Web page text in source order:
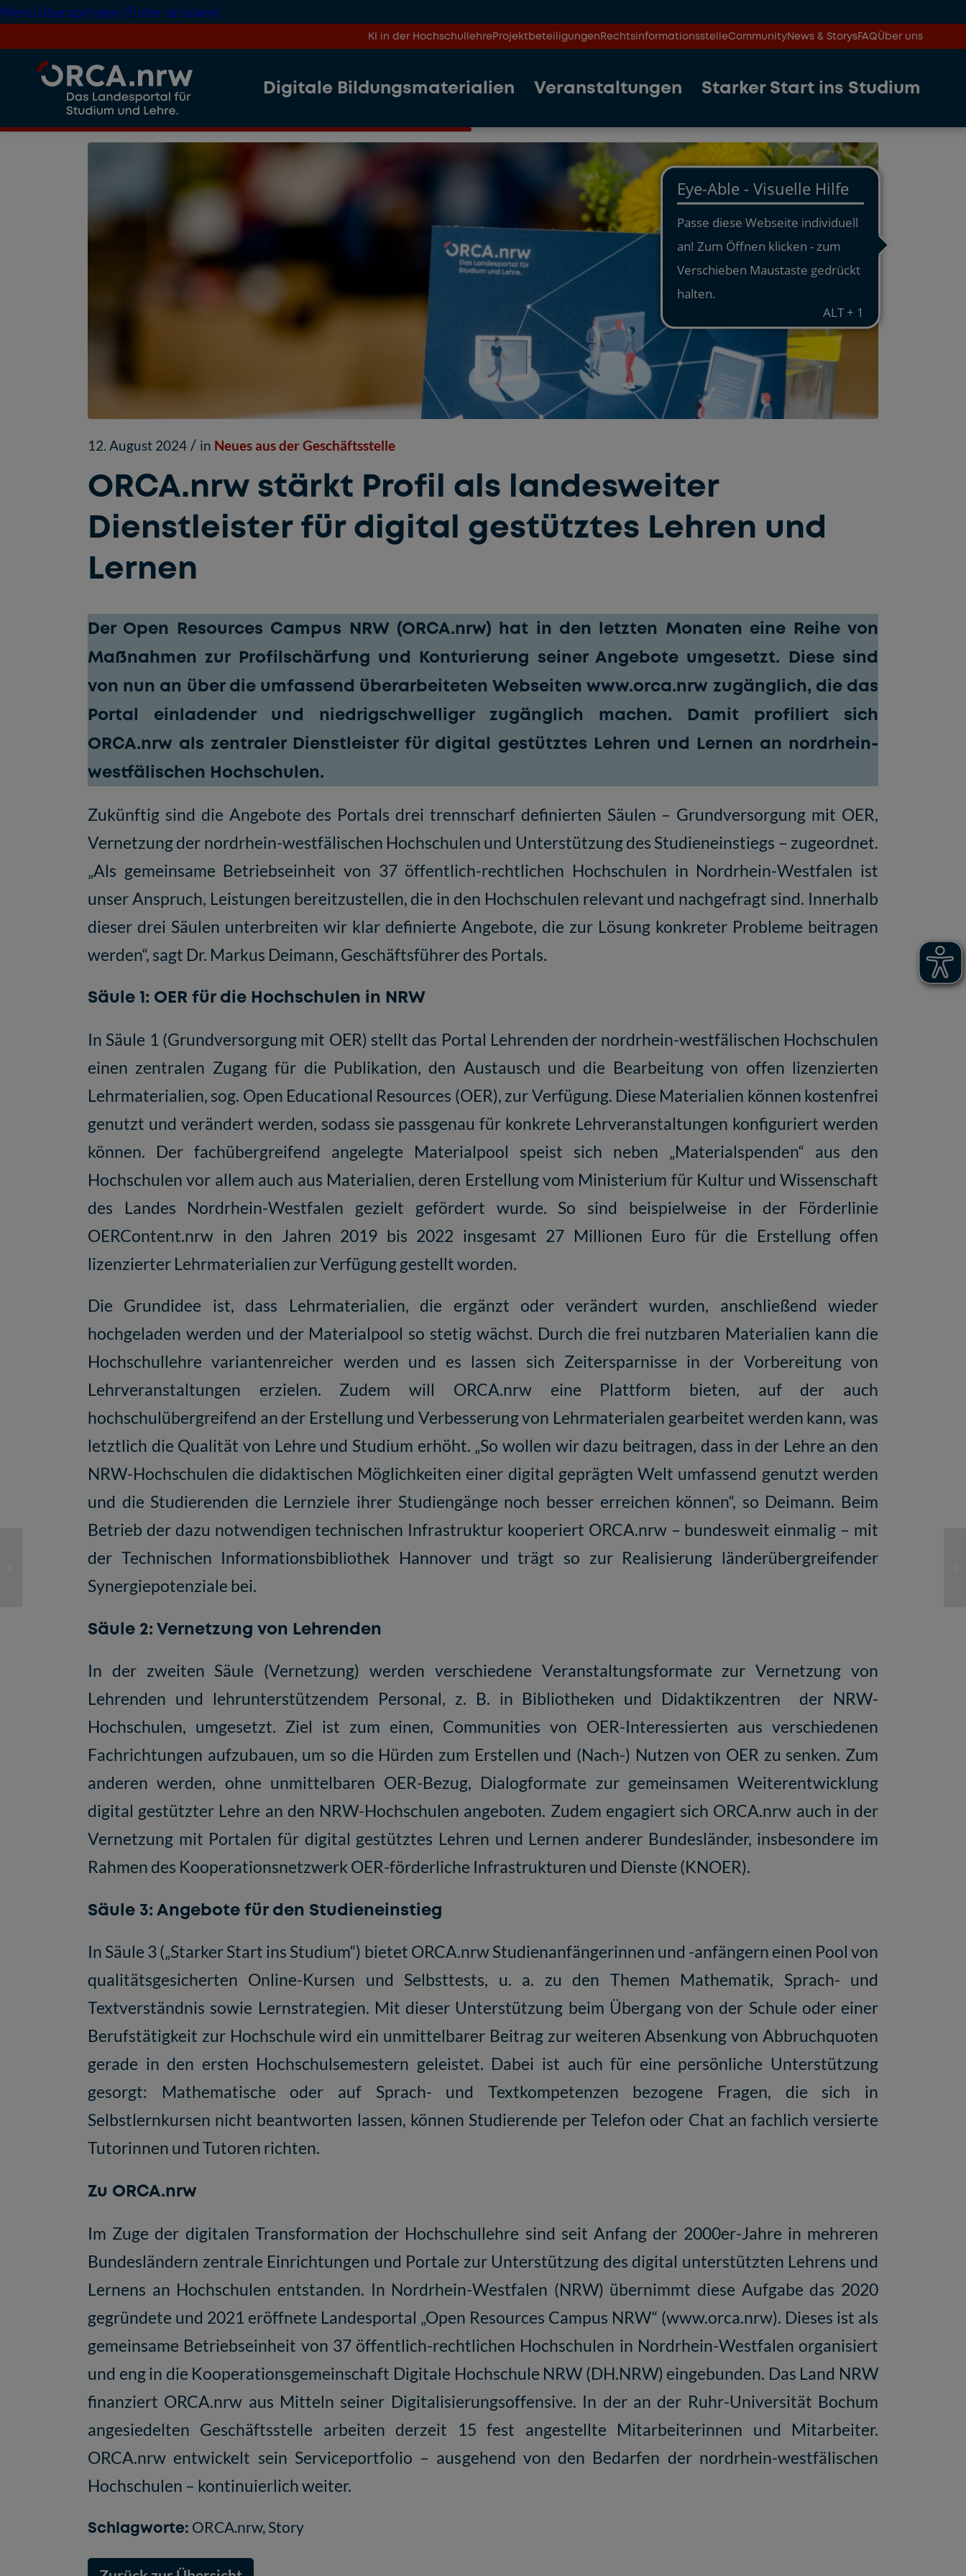
Menü überspringen (Enter drücken)
KI in der HochschullehreProjektbeteiligungenRechtsinformationsstelleCommunityNews & StorysFAQÜber uns
Digitale Bildungsmaterialien Veranstaltungen Starker Start ins Studium
ORCA.nrw stärkt Profil als landesweiter
Dienstleister für digital gestütztes Lehren und
Lernen
12. August 2024 / in Neues aus der Geschäftsstelle
Der Open Resources Campus NRW (ORCA.nrw) hat in den letzten Monaten eine Reihe von
Maßnahmen zur Profilschärfung und Konturierung seiner Angebote umgesetzt. Diese sind
von nun an über die umfassend überarbeiteten Webseitenwww.orca.nrw zugänglich, die das
Portal einladender und niedrigschwelliger zugänglich machen. Damit profiliert sich
ORCA.nrw als zentraler Dienstleister für digital gestütztes Lehren und Lernen an nordrhein-
westfälischen Hochschulen.
Zukünftig sind die Angebote des Portals drei trennscharf definierten Säulen – Grundversorgung mit OER,
Vernetzung der nordrhein-westfälischen Hochschulen und Unterstützung des Studieneinstiegs – zugeordnet.
„Als gemeinsame Betriebseinheit von 37 öffentlich-rechtlichen Hochschulen in Nordrhein-Westfalen ist
unser Anspruch, Leistungen bereitzustellen, die in den Hochschulen relevant und nachgefragt sind. Innerhalb
dieser drei Säulen unterbreiten wir klar definierte Angebote, die zur Lösung konkreter Probleme beitragen
werden“, sagt Dr. Markus Deimann, Geschäftsführer des Portals.
Säule 1: OER für die Hochschulen in NRW
In Säule 1 (Grundversorgung mit OER) stellt das Portal Lehrenden der nordrhein-westfälischen Hochschulen
einen zentralen Zugang für die Publikation, den Austausch und die Bearbeitung von offen lizenzierten
Lehrmaterialien, sog. Open Educational Resources (OER), zur Verfügung. Diese Materialien können kostenfrei
genutzt und verändert werden, sodass sie passgenau für konkrete Lehrveranstaltungen konfiguriert werden
können. Der fachübergreifend angelegte Materialpool speist sich neben „Materialspenden“ aus den
Hochschulen vor allem auch aus Materialien, deren Erstellung vom Ministerium für Kultur und Wissenschaft
des Landes Nordrhein-Westfalen gezielt gefördert wurde. So sind beispielweise in der Förderlinie
OERContent.nrw in den Jahren 2019 bis 2022 insgesamt 27 Millionen Euro für die Erstellung offen
lizenzierter Lehrmaterialien zur Verfügung gestellt worden.
Die Grundidee ist, dass Lehrmaterialien, die ergänzt oder verändert wurden, anschließend wieder
hochgeladen werden und der Materialpool so stetig wächst. Durch die frei nutzbaren Materialien kann die
Hochschullehre variantenreicher werden und es lassen sich Zeitersparnisse in der Vorbereitung von
Lehrveranstaltungen erzielen. Zudem will ORCA.nrw eine Plattform bieten, auf der auch
hochschulübergreifend an der Erstellung und Verbesserung von Lehrmaterialen gearbeitet werden kann, was
letztlich die Qualität von Lehre und Studium erhöht. „So wollen wir dazu beitragen, dass in der Lehre an den
NRW-Hochschulen die didaktischen Möglichkeiten einer digital geprägten Welt umfassend genutzt werden
und die Studierenden die Lernziele ihrer Studiengänge noch besser erreichen können“, so Deimann. Beim
Betrieb der dazu notwendigen technischen Infrastruktur kooperiert ORCA.nrw – bundesweit einmalig – mit
der Technischen Informationsbibliothek Hannover und trägt so zur Realisierung länderübergreifender
Synergiepotenziale bei.
Säule 2: Vernetzung von Lehrenden
In der zweiten Säule (Vernetzung) werden verschiedene Veranstaltungsformate zur Vernetzung von
Lehrenden und lehrunterstützendem Personal, z. B. in Bibliotheken und Didaktikzentren der NRW-
Hochschulen, umgesetzt. Ziel ist zum einen, Communities von OER-Interessierten aus verschiedenen
Fachrichtungen aufzubauen, um so die Hürden zum Erstellen und (Nach-) Nutzen von OER zu senken. Zum
anderen werden, ohne unmittelbaren OER-Bezug, Dialogformate zur gemeinsamen Weiterentwicklung
digital gestützter Lehre an den NRW-Hochschulen angeboten. Zudem engagiert sich ORCA.nrw auch in der
Vernetzung mit Portalen für digital gestütztes Lehren und Lernen anderer Bundesländer, insbesondere im
Rahmen des Kooperationsnetzwerk OER-förderliche Infrastrukturen und Dienste (KNOER).
Säule 3: Angebote für den Studieneinstieg
In Säule 3 („Starker Start ins Studium“) bietet ORCA.nrw Studienanfängerinnen und -anfängern einen Pool von
qualitätsgesicherten Online-Kursen und Selbsttests, u. a. zu den Themen Mathematik, Sprach- und
Textverständnis sowie Lernstrategien. Mit dieser Unterstützung beim Übergang von der Schule oder einer
Berufstätigkeit zur Hochschule wird ein unmittelbarer Beitrag zur weiteren Absenkung von Abbruchquoten
gerade in den ersten Hochschulsemestern geleistet. Dabei ist auch für eine persönliche Unterstützung
gesorgt: Mathematische oder auf Sprach- und Textkompetenzen bezogene Fragen, die sich in
Selbstlernkursen nicht beantworten lassen, können Studierende per Telefon oder Chat an fachlich versierte
Tutorinnen und Tutoren richten.
Zu ORCA.nrw
Im Zuge der digitalen Transformation der Hochschullehre sind seit Anfang der 2000er-Jahre in mehreren
Bundesländern zentrale Einrichtungen und Portale zur Unterstützung des digital unterstützten Lehrens und
Lernens an Hochschulen entstanden. In Nordrhein-Westfalen (NRW) übernimmt diese Aufgabe das 2020
gegründete und 2021 eröffnete Landesportal „Open Resources Campus NRW“ (www.orca.nrw). Dieses ist als
gemeinsame Betriebseinheit von 37 öffentlich-rechtlichen Hochschulen in Nordrhein-Westfalen organisiert
und eng in die Kooperationsgemeinschaft Digitale Hochschule NRW (DH.NRW) eingebunden. Das Land NRW
finanziert ORCA.nrw aus Mitteln seiner Digitalisierungsoffensive. In der an der Ruhr-Universität Bochum
angesiedelten Geschäftsstelle arbeiten derzeit 15 fest angestellte Mitarbeiterinnen und Mitarbeiter.
ORCA.nrw entwickelt sein Serviceportfolio – ausgehend von den Bedarfen der nordrhein-westfälischen
Hochschulen – kontinuierlich weiter.
Schlagworte: ORCA.nrw, Story
Markus Deimann: „Die
Inhalte stehen bei
ORCA.nrw im Fokus“